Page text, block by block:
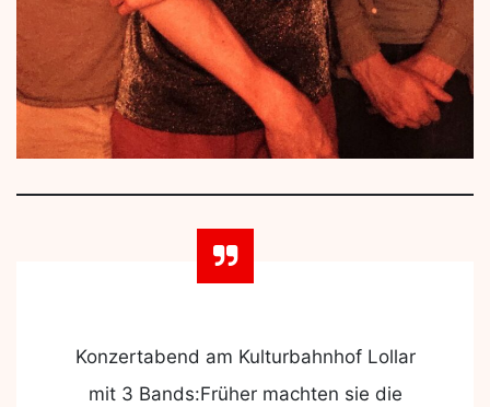
Konzertabend am Kulturbahnhof Lollar
mit 3 Bands:Früher machten sie die